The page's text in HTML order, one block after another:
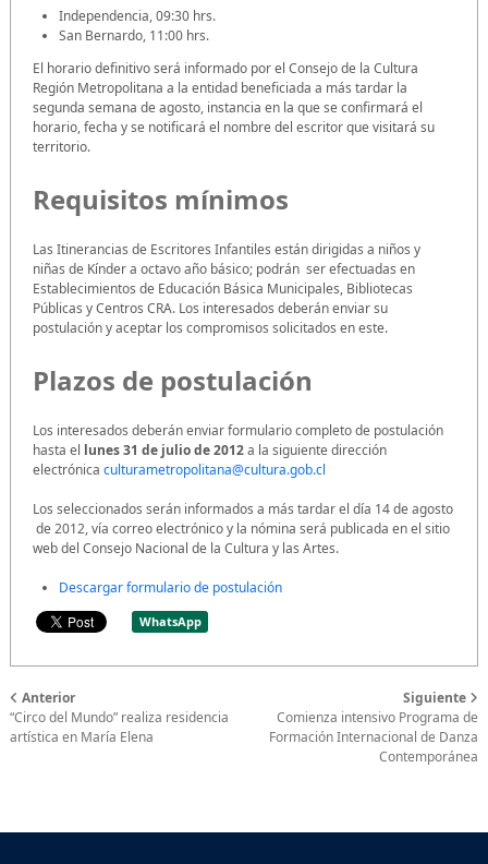
Independencia, 09:30 hrs.
San Bernardo, 11:00 hrs.
El horario definitivo será informado por el Consejo de la Cultura
Región Metropolitana a la entidad beneficiada a más tardar la
segunda semana de agosto, instancia en la que se confirmará el
horario, fecha y se notificará el nombre del escritor que visitará su
territorio.
Requisitos mínimos
Las Itinerancias de Escritores Infantiles están dirigidas a niños y
niñas de Kínder a octavo año básico; podrán ser efectuadas en
Establecimientos de Educación Básica Municipales, Bibliotecas
Públicas y Centros CRA. Los interesados deberán enviar su
postulación y aceptar los compromisos solicitados en este.
Plazos de postulación
Los interesados deberán enviar formulario completo de postulación
hasta el lunes 31 de julio de 2012a la siguiente dirección
electrónica culturametropolitana@cultura.gob.cl
Los seleccionados serán informados a más tardar el día 14 de agosto
de 2012, vía correo electrónico y la nómina será publicada en el sitio
web del Consejo Nacional de la Cultura y las Artes.
Descargar formulario de postulación
WhatsApp
Anterior
“Circo del Mundo” realiza residencia
artística en María Elena
Siguiente
Comienza intensivo Programa de
Formación Internacional de Danza
Contemporánea